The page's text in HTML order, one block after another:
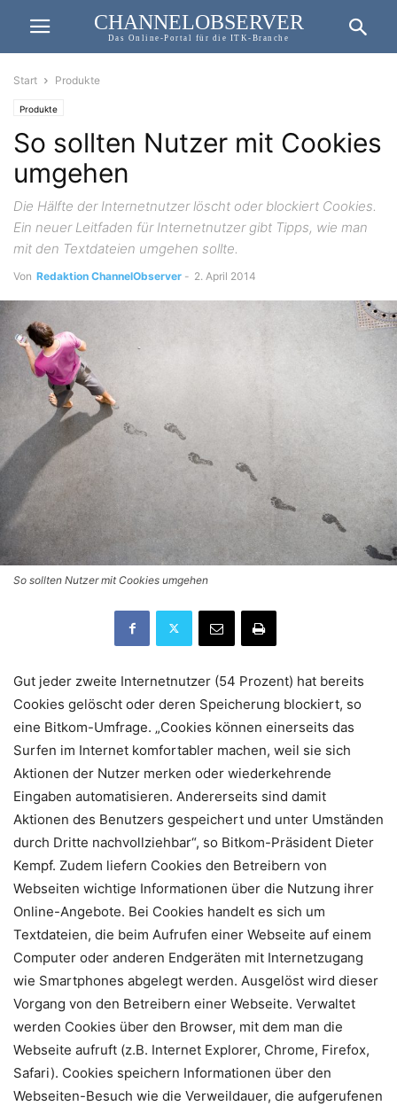
CHANNELOBSERVER
Das Online-Portal für die ITK-Branche
Start Produkte
Produkte
So sollten Nutzer mit Cookies
umgehen
Die Hälfte der Internetnutzer löscht oder blockiert Cookies.
Ein neuer Leitfaden für Internetnutzer gibt Tipps, wie man
mit den Textdateien umgehen sollte.
Von Redaktion ChannelObserver - 2. April 2014
So sollten Nutzer mit Cookies umgehen
Gut jeder zweite Internetnutzer (54 Prozent) hat bereits
Cookies gelöscht oder deren Speicherung blockiert, so
eine Bitkom-Umfrage. „Cookies können einerseits das
Surfen im Internet komfortabler machen, weil sie sich
Aktionen der Nutzer merken oder wiederkehrende
Eingaben automatisieren. Andererseits sind damit
Aktionen des Benutzers gespeichert und unter Umständen
durch Dritte nachvollziehbar“, so Bitkom-Präsident Dieter
Kempf. Zudem liefern Cookies den Betreibern von
Webseiten wichtige Informationen über die Nutzung ihrer
Online-Angebote. Bei Cookies handelt es sich um
Textdateien, die beim Aufrufen einer Webseite auf einem
Computer oder anderen Endgeräten mit Internetzugang
wie Smartphones abgelegt werden. Ausgelöst wird dieser
Vorgang von den Betreibern einer Webseite. Verwaltet
werden Cookies über den Browser, mit dem man die
Webseite aufruft (z.B. Internet Explorer, Chrome, Firefox,
Safari). Cookies speichern Informationen über den
Webseiten-Besuch wie die Verweildauer, die aufgerufenen